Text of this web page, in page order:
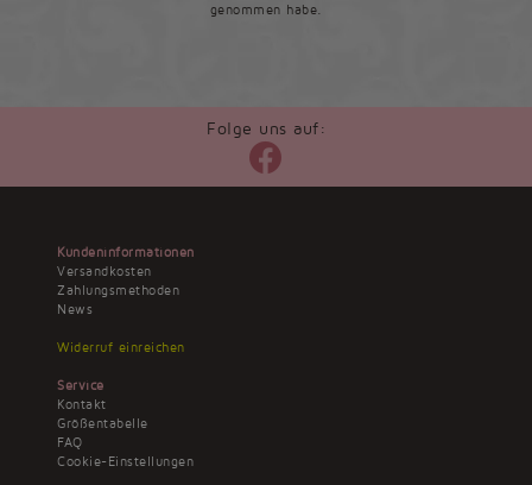
genommen habe.
Folge uns auf:
Kundeninformationen
Versandkosten
Zahlungsmethoden
News
Widerruf einreichen
Service
Kontakt
Größentabelle
FAQ
Cookie-Einstellungen